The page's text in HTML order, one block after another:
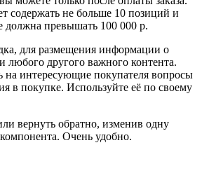
содержать не больше 10 позиций и
должна превышать 100 000 р.
для размещения информации о
любого другого важного контента.
на интересующие покупателя вопросы
в покупке. Используйте её по своему
вернуть обратно, изменив одну
Очень удобно.